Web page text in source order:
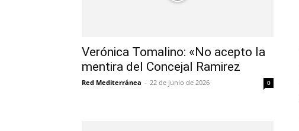
Verónica Tomalino: «No acepto la
mentira del Concejal Ramirez
Red Mediterránea - 22 de junio de 2026 0